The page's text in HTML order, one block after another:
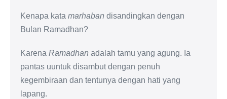
Kenapa kata marhaban disandingkan dengan
Bulan Ramadhan?
Karena Ramadhan adalah tamu yang agung. Ia
pantas uuntuk disambut dengan penuh
kegembiraan dan tentunya dengan hati yang
lapang.